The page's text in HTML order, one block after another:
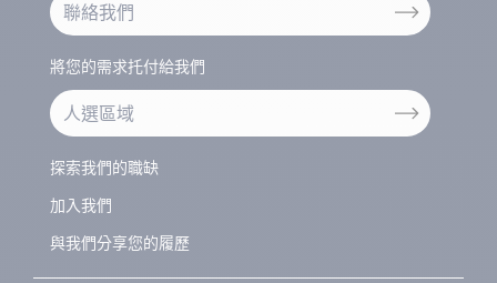
聯絡我們
將您的需求托付給我們
人選區域
探索我們的職缺
加入我們
與我們分享您的履歷